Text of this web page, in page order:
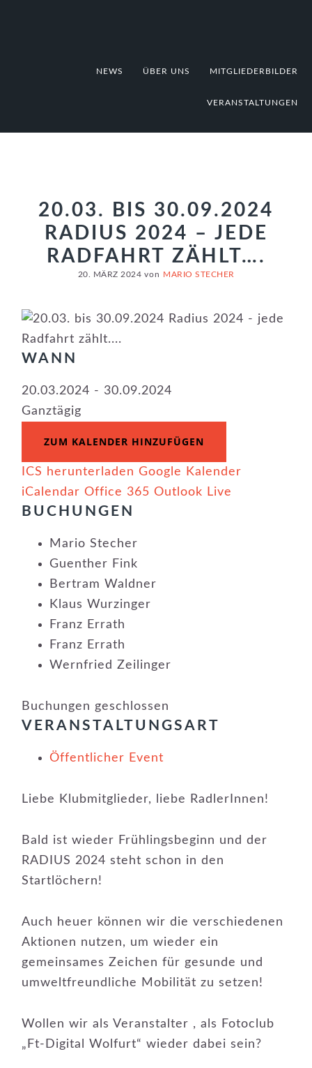
NEWS ÜBER UNS MITGLIEDERBILDER
VERANSTALTUNGEN
20.03. BIS 30.09.2024
RADIUS 2024 – JEDE
RADFAHRT ZÄHLT….
20. MÄRZ 2024 von MARIO STECHER
WANN
20.03.2024 - 30.09.2024
Ganztägig
ZUM KALENDER HINZUFÜGEN
ICS herunterladen Google Kalender
iCalendar Office 365 Outlook Live
BUCHUNGEN
Mario Stecher
Guenther Fink
Bertram Waldner
Klaus Wurzinger
Franz Errath
Franz Errath
Wernfried Zeilinger
Buchungen geschlossen
VERANSTALTUNGSART
Öffentlicher Event
Liebe Klubmitglieder, liebe RadlerInnen!
Bald ist wieder Frühlingsbeginn und der
RADIUS 2024 steht schon in den
Startlöchern!
Auch heuer können wir die verschiedenen
Aktionen nutzen, um wieder ein
gemeinsames Zeichen für gesunde und
umweltfreundliche Mobilität zu setzen!
Wollen wir als Veranstalter , als Fotoclub
„Ft-Digital Wolfurt“ wieder dabei sein?